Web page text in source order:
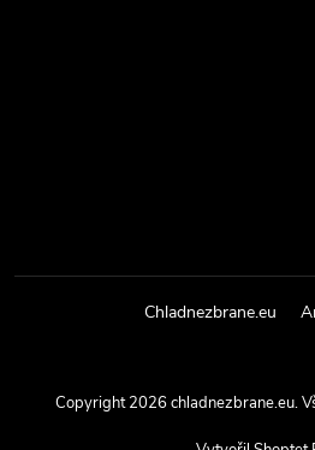
Chladnezbrane.eu
Copyright 2026chladnezbrane.eu.